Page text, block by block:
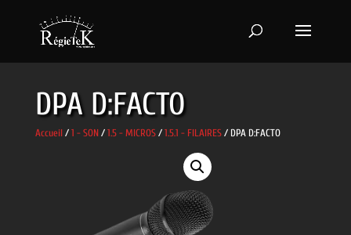
DPA D:FACTO
Accueil/ 1 - SON/ 1.5 - MICROS/ 1.5.1 - FILAIRES/ DPA D:FACTO